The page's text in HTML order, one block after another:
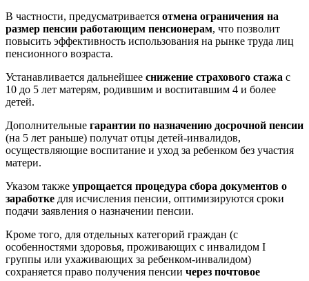
В частности, предусматривается отмена ограничения на
размер пенсии работающим пенсионерам, что позволит
повысить эффективность использования на рынке труда лиц
пенсионного возраста.
Устанавливается дальнейшее снижение страхового стажа с
10 до 5 лет матерям, родившим и воспитавшим 4 и более
детей.
Дополнительные гарантии по назначению досрочной пенсии
(на 5 лет раньше) получат отцы детей-инвалидов,
осуществляющие воспитание и уход за ребенком без участия
матери.
Указом также упрощается процедура сбора документов о
заработке для исчисления пенсии, оптимизируются сроки
подачи заявления о назначении пенсии.
Кроме того, для отдельных категорий граждан (с
особенностями здоровья, проживающих с инвалидом I
группы или ухаживающих за ребенком-инвалидом)
сохраняется право получения пенсии через почтовое